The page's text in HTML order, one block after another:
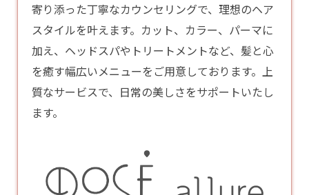
寄り添った丁寧なカウンセリングで、理想のヘア
スタイルを叶えます。カット、カラー、パーマに
加え、ヘッドスパやトリートメントなど、髪と心
を癒す幅広いメニューをご用意しております。上
質なサービスで、日常の美しさをサポートいたし
ます。